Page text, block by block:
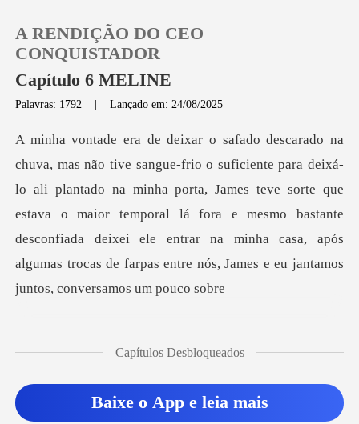
Loja
Histórico
Sair
A RENDIÇÃO DO CEO
CONQUISTADOR
Capítulo 6 MELINE
Palavras: 1792 |Lançado em: 24/08/2025
lantado na minha porta, James teve sorte que
estava o maior temporal lá fora e mesmo bastante
desconfiada deixei ele
Capítulos Desbloqueados
Baixe o App e leia mais